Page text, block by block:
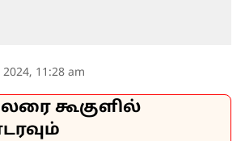
2024, 11:28 am
கூகுளில்